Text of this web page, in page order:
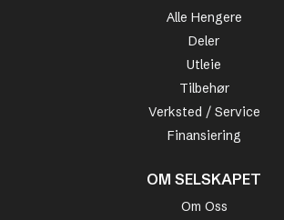
Alle Hengere
Deler
Utleie
Tilbehør
Verksted / Service
Finansiering
OM SELSKAPET
Om Oss